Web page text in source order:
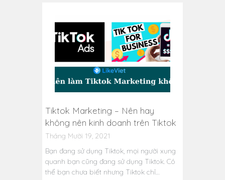
Tiktok Marketing – Nên hay
không nên kinh doanh trên Tiktok
Tháng Mười 19, 2021
Bạn đang sử dụng Tiktok, mọi người xung
quanh bạn cũng đang sử dụng Tiktok. Có
thể bạn chưa biết nhưng Tiktok chỉ…